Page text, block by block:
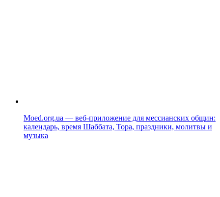
Moed.org.ua — веб-приложение для мессианских общин:
календарь, время Шаббата, Тора, праздники, молитвы и
музыка